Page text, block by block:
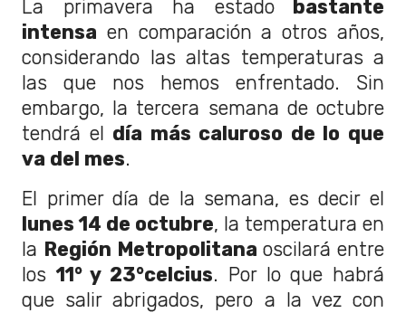
La primavera ha estadobastante
intensa en comparación a otros años,
considerando las altas temperaturas a
las que nos hemos enfrentado. Sin
embargo, la tercera semana de octubre
tendrá el día más caluroso de lo que
va del mes.
El primer día de la semana, es decir el
lunes 14 de octubre, la temperatura en
la Región Metropolitana oscilará entre
los11° y 23°celcius. Por lo que habrá
que salir abrigados, pero a la vez con